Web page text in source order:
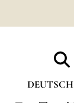
DEUTSCH